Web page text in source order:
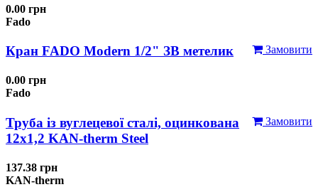
0.00 грн
Fado
Замовити
Кран FADO Modern 1/2" ЗВ метелик
0.00 грн
Fado
Замовити
Труба із вуглецевої сталі, оцинкована
12x1,2 KAN-therm Steel
137.38 грн
KAN-therm